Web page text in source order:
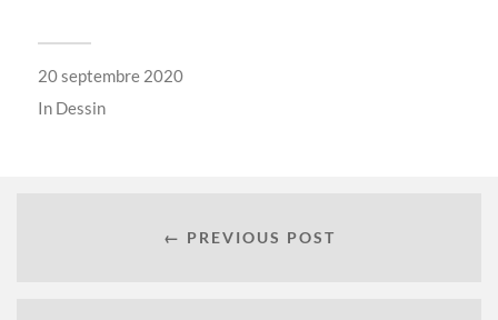
20 septembre 2020
In Dessin
← PREVIOUS POST